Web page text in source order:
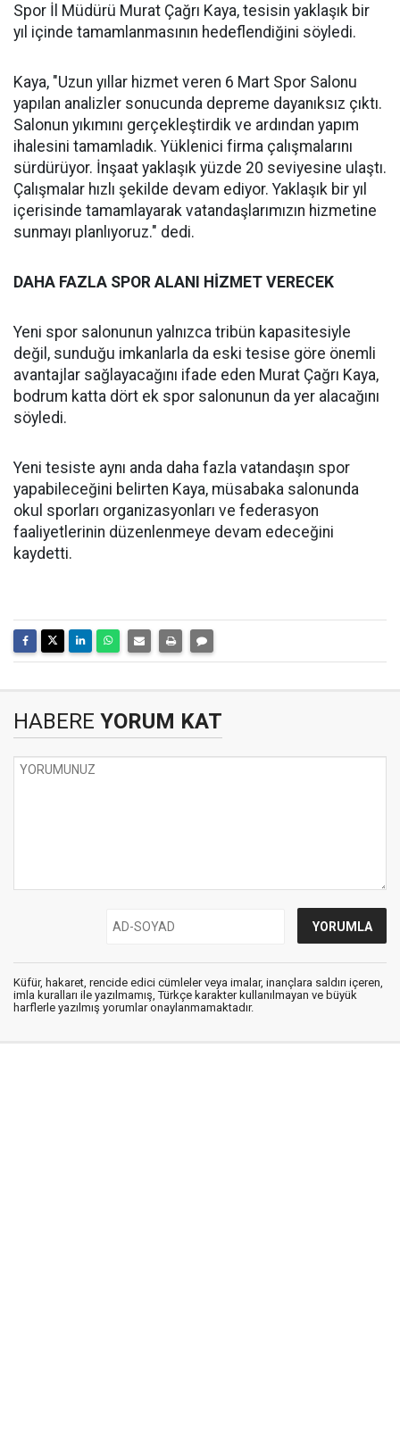
Spor İl Müdürü Murat Çağrı Kaya, tesisin yaklaşık bir
yıl içinde tamamlanmasının hedeflendiğini söyledi.
Kaya, "Uzun yıllar hizmet veren 6 Mart Spor Salonu
yapılan analizler sonucunda depreme dayanıksız çıktı.
Salonun yıkımını gerçekleştirdik ve ardından yapım
ihalesini tamamladık. Yüklenici firma çalışmalarını
sürdürüyor. İnşaat yaklaşık yüzde 20 seviyesine ulaştı.
Çalışmalar hızlı şekilde devam ediyor. Yaklaşık bir yıl
içerisinde tamamlayarak vatandaşlarımızın hizmetine
sunmayı planlıyoruz." dedi.
DAHA FAZLA SPOR ALANI HİZMET VERECEK
Yeni spor salonunun yalnızca tribün kapasitesiyle
değil, sunduğu imkanlarla da eski tesise göre önemli
avantajlar sağlayacağını ifade eden Murat Çağrı Kaya,
bodrum katta dört ek spor salonunun da yer alacağını
söyledi.
Yeni tesiste aynı anda daha fazla vatandaşın spor
yapabileceğini belirten Kaya, müsabaka salonunda
okul sporları organizasyonları ve federasyon
faaliyetlerinin düzenlenmeye devam edeceğini
kaydetti.
HABERE YORUM KAT
Küfür, hakaret, rencide edici cümleler veya imalar, inançlara saldırı içeren,
imla kuralları ile yazılmamış, Türkçe karakter kullanılmayan ve büyük
harflerle yazılmış yorumlar onaylanmamaktadır.